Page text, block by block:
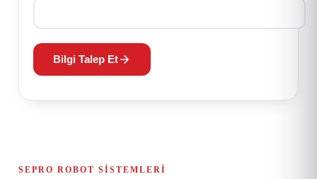
Bilgi Talep Et
SEPRO ROBOT SISTEMLERI